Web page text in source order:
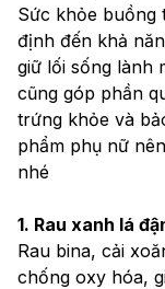
Sức khỏe buồng
định đến khả
giữ lối sống lành
cũng góp phần
trứng khỏe và
phẩm phụ nữ
nhé
1. Rau xanh lá
Rau bina, cải
chống oxy hóa,